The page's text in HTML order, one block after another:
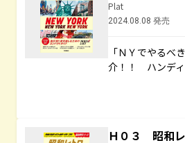
Plat
2024.08.08 発売
「ＮＹでやるべ
介！！ ハンディ
Ｈ０３ 昭和